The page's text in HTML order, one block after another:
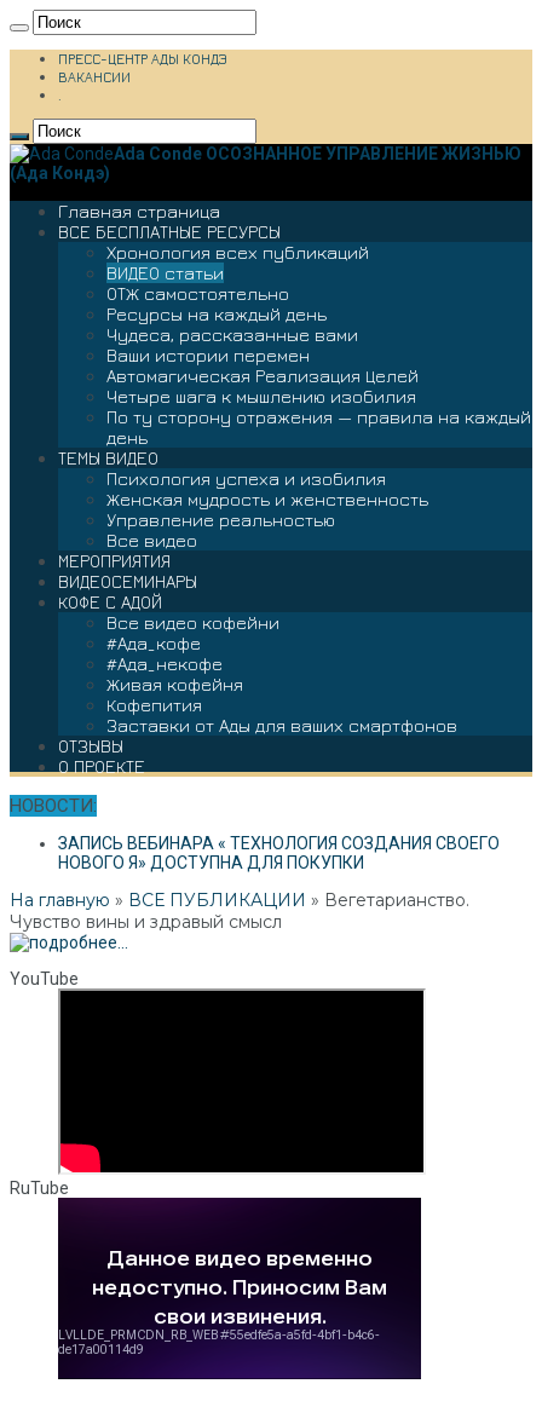
ПРЕСС-ЦЕНТР АДЫ КОНДЭ
ВАКАНСИИ
.
Ada Conde ОСОЗНАННОЕ УПРАВЛЕНИЕ ЖИЗНЬЮ
(Ада Кондэ)
Главная страница
ВСЕ БЕСПЛАТНЫЕ РЕСУРСЫ
Хронология всех публикаций
ВИДЕО статьи
ОТЖ самостоятельно
Ресурсы на каждый день
Чудеса, рассказанные вами
Ваши истории перемен
Автомагическая Реализация Целей
Четыре шага к мышлению изобилия
По ту сторону отражения — правила на каждый
день
ТЕМЫ ВИДЕО
Психология успеха и изобилия
Женская мудрость и женственность
Управление реальностью
Все видео
МЕРОПРИЯТИЯ
ВИДЕОСЕМИНАРЫ
КОФЕ С АДОЙ
Все видео кофейни
#Ада_кофе
#Ада_некофе
Живая кофейня
Кофепития
Заставки от Ады для ваших смартфонов
ОТЗЫВЫ
О ПРОЕКТЕ
НОВОСТИ:
ЗАПИСЬ ВЕБИНАРА « ТЕХНОЛОГИЯ СОЗДАНИЯ СВОЕГО
НОВОГО Я» ДОСТУПНА ДЛЯ ПОКУПКИ
На главную » ВСЕ ПУБЛИКАЦИИ » Вегетарианство.
Чувство вины и здравый смысл
YouTube
RuTube